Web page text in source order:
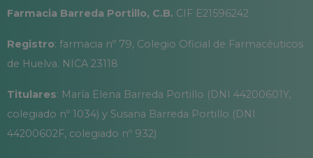
Farmacia Barreda Portillo, C.B. CIF E21596242
Registro: farmacia nº 79, Colegio Oficial de Farmacéuticos
de Huelva. NICA 23118
Titulares: María Elena Barreda Portillo (DNI 44200601Y,
colegiado nº 1034) y Susana Barreda Portillo (DNI
44200602F, colegiado nº 932)